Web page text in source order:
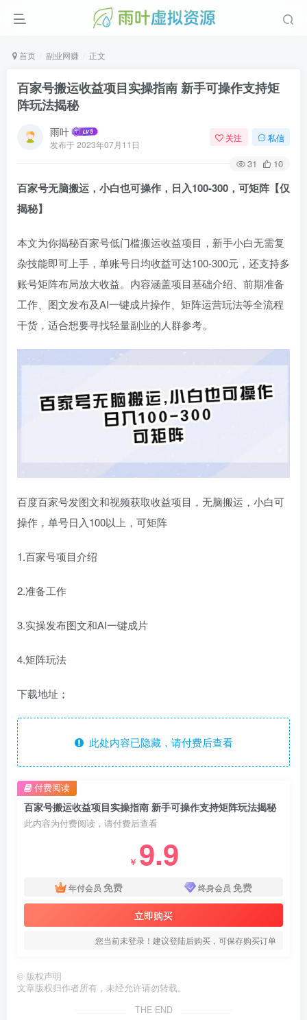
首页 副业网赚 正文
百家号搬运收益项目实操指南 新手可操作支持矩
阵玩法揭秘
雨叶
发布于2023年07月11日
关注 私信
31 10
百家号无脑搬运，小白也可操作，日入100-300，可矩阵【仅
揭秘】
本文为你揭秘百家号低门槛搬运收益项目，新手小白无需复
杂技能即可上手，单账号日均收益可达100-300元，还支持多
账号矩阵布局放大收益。内容涵盖项目基础介绍、前期准备
工作、图文发布及AI一键成片操作、矩阵运营玩法等全流程
干货，适合想要寻找轻量副业的人群参考。
百度百家号发图文和视频获取收益项目，无脑搬运，小白可
操作，单号日入100以上，可矩阵
1.百家号项目介绍
2.准备工作
3.实操发布图文和AI一键成片
4.矩阵玩法
下载地址；
此处内容已隐藏，请付费后查看
百家号搬运收益项目实操指南 新手可操作支持矩阵玩法揭秘
此内容为付费阅读，请付费后查看
￥ 9.9
年付会员 免费 终身会员 免费
立即购买
您当前未登录！建议登陆后购买，可保存购买订单
付费阅读
© 版权声明
文章版权归作者所有，未经允许请勿转载。
THE END